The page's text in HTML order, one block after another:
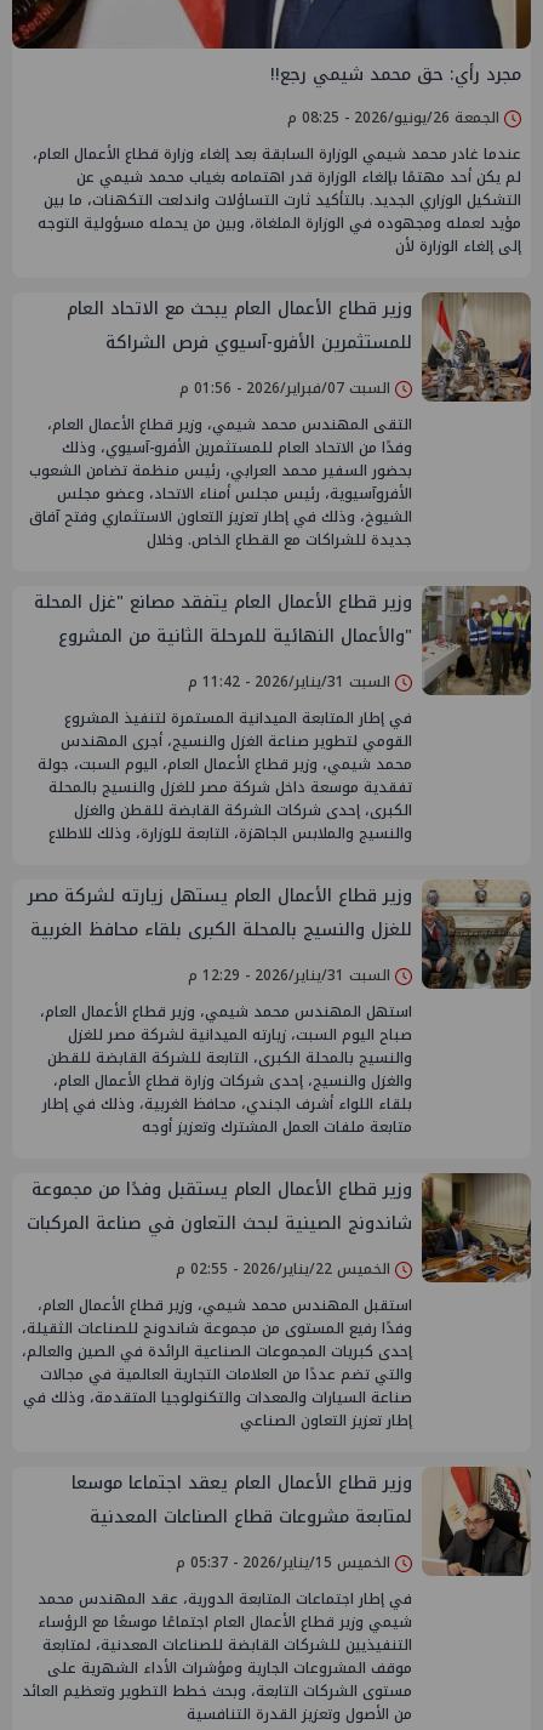
مجرد رأي: حق محمد شيمي رجع!!
الجمعة 26/يونيو/2026 - 08:25 م
عندما غادر محمد شيمي الوزارة السابقة بعد إلغاء وزارة قطاع الأعمال العام،
لم يكن أحد مهتمًا بإلغاء الوزارة قدر اهتمامه بغياب محمد شيمي عن
التشكيل الوزاري الجديد. بالتأكيد ثارت التساؤلات واندلعت التكهنات، ما بين
مؤيد لعمله ومجهوده في الوزارة الملغاة، وبين من يحمله مسؤولية التوجه
إلى إلغاء الوزارة لأن
وزير قطاع الأعمال العام يبحث مع الاتحاد العام
للمستثمرين الأفرو-آسيوي فرص الشراكة
والاستثمار
السبت 07/فبراير/2026 - 01:56 م
التقى المهندس محمد شيمي، وزير قطاع الأعمال العام،
وفدًا من الاتحاد العام للمستثمرين الأفرو-آسيوي، وذلك
بحضور السفير محمد العرابي، رئيس منظمة تضامن الشعوب
الأفروآسيوية، رئيس مجلس أمناء الاتحاد، وعضو مجلس
الشيوخ، وذلك في إطار تعزيز التعاون الاستثماري وفتح آفاق
جديدة للشراكات مع القطاع الخاص. وخلال
وزير قطاع الأعمال العام يتفقد مصانع "غزل المحلة
"والأعمال النهائية للمرحلة الثانية من المشروع
القومي
السبت 31/يناير/2026 - 11:42 م
في إطار المتابعة الميدانية المستمرة لتنفيذ المشروع
القومي لتطوير صناعة الغزل والنسيج، أجرى المهندس
محمد شيمي، وزير قطاع الأعمال العام، اليوم السبت، جولة
تفقدية موسعة داخل شركة مصر للغزل والنسيج بالمحلة
الكبرى، إحدى شركات الشركة القابضة للقطن والغزل
والنسيج والملابس الجاهزة، التابعة للوزارة، وذلك للاطلاع
وزير قطاع الأعمال العام يستهل زيارته لشركة مصر
للغزل والنسيج بالمحلة الكبرى بلقاء محافظ الغربية
السبت 31/يناير/2026 - 12:29 م
استهل المهندس محمد شيمي، وزير قطاع الأعمال العام،
صباح اليوم السبت، زيارته الميدانية لشركة مصر للغزل
والنسيج بالمحلة الكبرى، التابعة للشركة القابضة للقطن
والغزل والنسيج، إحدى شركات وزارة قطاع الأعمال العام،
بلقاء اللواء أشرف الجندي، محافظ الغربية، وذلك في إطار
متابعة ملفات العمل المشترك وتعزيز أوجه
وزير قطاع الأعمال العام يستقبل وفدًا من مجموعة
شاندونج الصينية لبحث التعاون في صناعة المركبات
الكهربائية
الخميس 22/يناير/2026 - 02:55 م
استقبل المهندس محمد شيمي، وزير قطاع الأعمال العام،
وفدًا رفيع المستوى من مجموعة شاندونج للصناعات الثقيلة،
إحدى كبريات المجموعات الصناعية الرائدة في الصين والعالم،
والتي تضم عددًا من العلامات التجارية العالمية في مجالات
صناعة السيارات والمعدات والتكنولوجيا المتقدمة، وذلك في
إطار تعزيز التعاون الصناعي
وزير قطاع الأعمال العام يعقد اجتماعا موسعا
لمتابعة مشروعات قطاع الصناعات المعدنية
ومؤشرات الأداء
الخميس 15/يناير/2026 - 05:37 م
في إطار اجتماعات المتابعة الدورية، عقد المهندس محمد
شيمي وزير قطاع الأعمال العام اجتماعًا موسعًا مع الرؤساء
التنفيذيين للشركات القابضة للصناعات المعدنية، لمتابعة
موقف المشروعات الجارية ومؤشرات الأداء الشهرية على
مستوى الشركات التابعة، وبحث خطط التطوير وتعظيم العائد
من الأصول وتعزيز القدرة التنافسية